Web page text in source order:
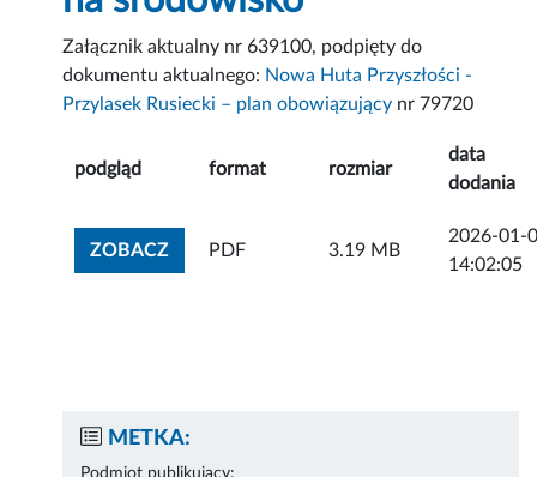
Załącznik aktualny nr 639100, podpięty do
dokumentu aktualnego: Nowa Huta Przyszłości -
Przylasek Rusiecki – plan obowiązujący nr 79720
podgląd format rozmiar
data
dodania
ZOBACZZOBACZ ZAŁĄCZNIK
PDF 3.19 MB
2026-01-
14:02:05
METKA:
Podmiot publikujący: